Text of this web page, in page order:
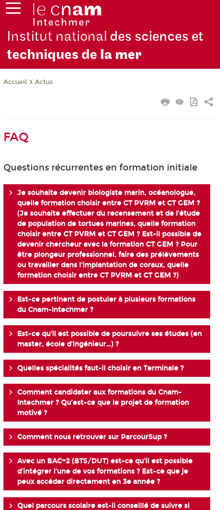
Institut national des sciences et
techniques de la mer
Accueil Actus
FAQ
Questions récurrentes en formation initiale
Je souhaite devenir biologiste marin, océanologue,
quelle formation choisir entre CT PVRM et CT GEM ?
(Je souhaite effectuer du recensement et de l’étude
de population de tortues marines, quelle formation
choisir entre CT PVRM et CT GEM ? Est-il possible de
devenir chercheur avec la formation CT GEM ? Pour
être plongeur professionnel, faire des prélèvements
ou travailler dans l’implantation de coraux, quelle
formation choisir entre CT PVRM et CT GEM ?)
Est-ce pertinent de postuler à plusieurs formations
du Cnam-Intechmer ?
Est-ce qu’il est possible de poursuivre ses études (en
master, école d’ingénieur…) ?
Quelles spécialités faut-il choisir en Terminale ?
Comment candidater aux formations du Cnam-
Intechmer ? Qu’est-ce que le projet de formation
motivé ?
Comment nous retrouver sur ParcourSup ?
Avec un BAC+2 (BTS/DUT) est-ce qu’il est possible
d’intégrer l’une de vos formations ? Est-ce que je
peux accéder directement en 3e année ?
Quel parcours scolaire est-il conseillé de suivre si